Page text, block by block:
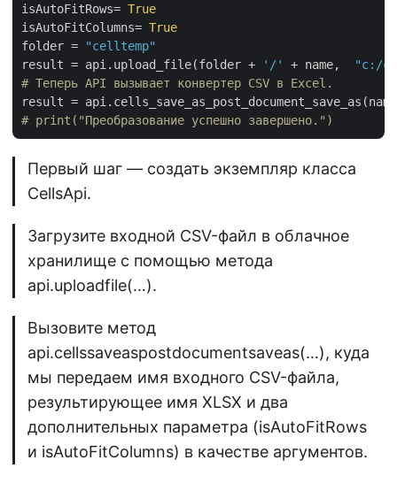
isAutoFitRows= True
isAutoFitColumns= True
folder =
"celltemp"
result = api.upload_file(folder +
'/' + name,
"c:/
# Теперь API вызывает конвертер CSV в Excel.
result =
# print("Преобразование успешно завершено.")
Первый шаг — создать экземпляр класса
CellsApi.
Загрузите входной CSV-файл в облачное
хранилище с помощью метода
api.uploadfile(…).
Вызовите метод
api.cellssaveaspostdocumentsaveas(…), куда
мы передаем имя входного CSV-файла,
результирующее имя XLSX и два
дополнительных параметра (isAutoFitRows
и isAutoFitColumns) в качестве аргументов.